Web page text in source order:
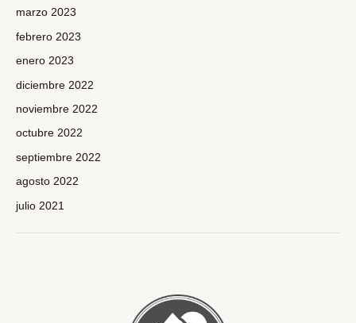
marzo 2023
febrero 2023
enero 2023
diciembre 2022
noviembre 2022
octubre 2022
septiembre 2022
agosto 2022
julio 2021